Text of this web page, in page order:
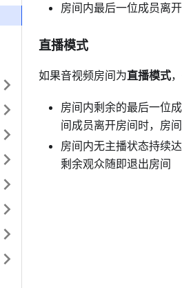
房间内最后一位成员离
直播模式
如果音视频房间为直播模式
房间内剩余的最后一位
间成员离开房间时，房
房间内无主播状态持续达
剩余观众随即退出房间